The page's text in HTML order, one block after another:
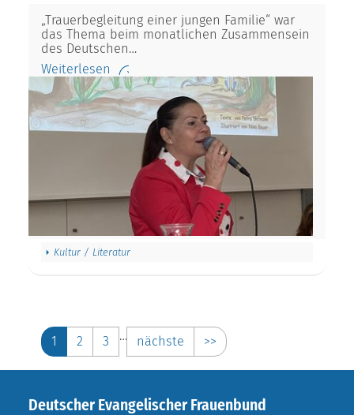
„Trauerbegleitung einer jungen Familie“ war
das Thema beim monatlichen Zusammensein
des Deutschen…
Weiterlesen
Kultur / Literatur
1 2 3 … nächste >>
Deutscher Evangelischer Frauenbund